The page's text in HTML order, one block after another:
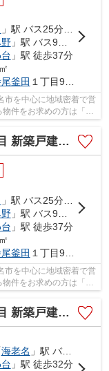
」駅 バス25分 「綾瀬高校」 停歩5分
」駅 バス9分 「寺尾」 停歩5分
」駅 徒歩37分
釜田 １丁目9-20
市を中心に地域密着で営
件をお求めの方は「綾
仲介手数料無料】
」駅 バス25分 「綾瀬高校」 停歩5分
」駅 バス9分 「寺尾」 停歩5分
」駅 徒歩37分
釜田 １丁目9-20
市を中心に地域密着で営
件をお求めの方は「綾
仲介手数料無料】
海老名 」駅 バス12分 「東名綾瀬」 停歩2分
」駅 徒歩32分